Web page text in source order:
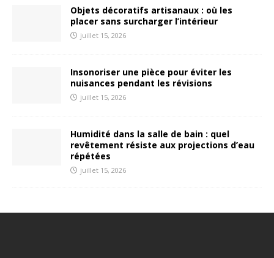
Objets décoratifs artisanaux : où les
placer sans surcharger l’intérieur
juillet 15, 2026
Insonoriser une pièce pour éviter les
nuisances pendant les révisions
juillet 15, 2026
Humidité dans la salle de bain : quel
revêtement résiste aux projections d’eau
répétées
juillet 15, 2026